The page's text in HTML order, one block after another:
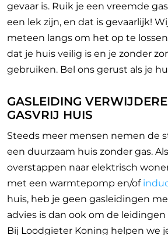
gevaar is. Ruik je een vreemde
een lek zijn, en dat is gevaarlijk!
meteen langs om het op te
dat je huis veilig is en je zonder
gebruiken. Bel ons gerust als je
GASLEIDING
GASVRIJ HUIS
Steeds meer mensen nemen de
een duurzaam huis zonder gas.
overstappen naar elektrisch
met een warmtepomp en/of
huis, heb je geen gasleidingen
advies is dan ook om de
Bij Loodgieter Koning helpen we